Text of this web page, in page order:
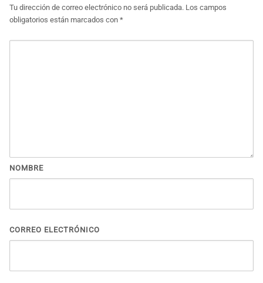
Tu dirección de correo electrónico no será publicada. Los campos
obligatorios están marcados con *
NOMBRE
CORREO ELECTRÓNICO